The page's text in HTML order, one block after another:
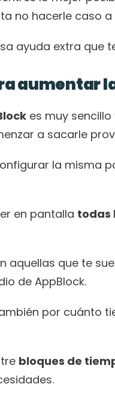
no hacerle caso
ayuda extra que
aumentar
es muy
a sacarle
la misma
en pantalla todas
aquellas que te
de AppBlock.
por cuánto
bloques de